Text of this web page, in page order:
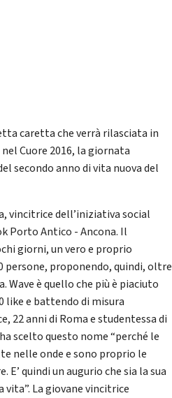
caretta che verrà rilasciata in
Cuore 2016, la giornata
secondo anno di vita nuova del
vincitrice dell’iniziativa social
Porto Antico - Ancona. Il
giorni, un vero e proprio
proponendo, quindi, oltre
è quello che più è piaciuto
e battendo di misura
22 anni di Roma e studentessa di
scelto questo nome “perché le
nelle onde e sono proprio le
quindi un augurio che sia la sua
La giovane vincitrice